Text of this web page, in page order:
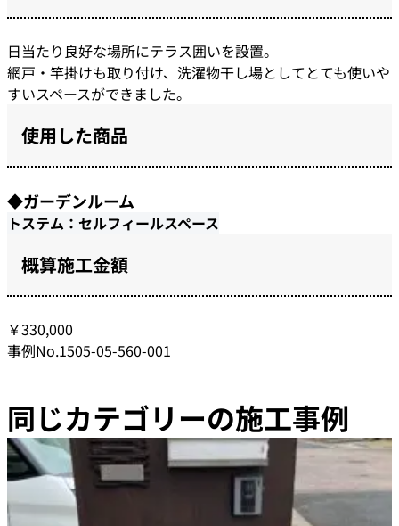
日当たり良好な場所にテラス囲いを設置。
網戸・竿掛けも取り付け、洗濯物干し場としてとても使いや
すいスペースができました。
使用した商品
◆ガーデンルーム
トステム：セルフィールスペース
概算施工金額
￥330,000
事例No.1505-05-560-001
同じカテゴリーの施工事例